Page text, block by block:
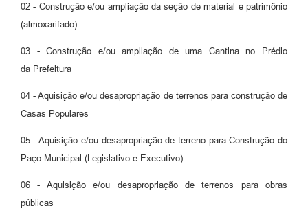
02 - Construção e/ou ampliação da seção de material e patrimônio
(almoxarifado)
03 - Construção e/ou ampliação de uma Cantina no Prédio
da Prefeitura
04 - Aquisição e/ou desapropriação de terrenos para construção de
Casas Populares
05 - Aquisição e/ou desapropriação de terreno para Construção do
Paço Municipal (Legislativo e Executivo)
06 - Aquisição e/ou desapropriação de terrenos para obras
públicas